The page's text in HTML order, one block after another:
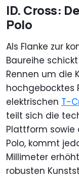
ID. Cross:
Polo
Als Flanke zur
Baureihe
Rennen um die
hochgebocktes
elektrischen T-
teilt sich die
Plattform sowie
Polo, kommt
Millimeter
robusten